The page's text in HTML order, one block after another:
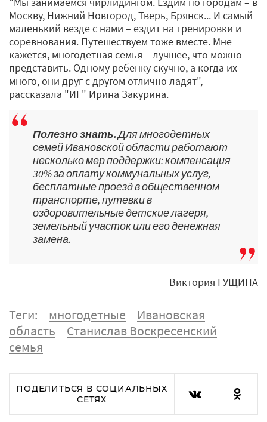
Москву, Нижний Новгород, Тверь, Брянск... И самый
маленький везде с нами – ездит на тренировки и
соревнования. Путешествуем тоже вместе. Мне
кажется, многодетная семья – лучшее, что можно
представить. Одному ребенку скучно, а когда их
много, они друг с другом отлично ладят", –
рассказала "ИГ" Ирина Закурина.
Полезно знать.Для многодетных
семей Ивановской области работают
несколько мер поддержки: компенсация
30% за оплату коммунальных услуг,
бесплатные проезд в общественном
транспорте, путевки в
оздоровительные детские лагеря,
земельный участок или его денежная
замена.
Виктория ГУЩИНА
Теги: многодетные
Ивановская
область
Станислав Воскресенский
семья
ПОДЕЛИТЬСЯ В СОЦИАЛЬНЫХ
СЕТЯХ